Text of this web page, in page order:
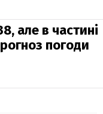
але в частині
погоди